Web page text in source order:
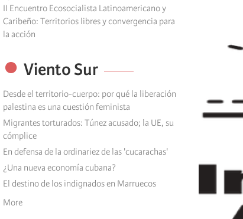
II Encuentro Ecosocialista Latinoamericano y
Caribeño: Territorios libres y convergencia para
la acción
Viento Sur
Desde el territorio-cuerpo: por qué la liberación
palestina es una cuestión feminista
Migrantes torturados: Túnez acusado; la UE, su
cómplice
En defensa de la ordinariez de las 'cucarachas'
¿Una nueva economía cubana?
El destino de los indignados en Marruecos
More